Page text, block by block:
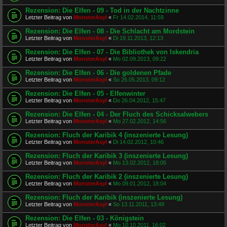
Rezension: Die Elfen - 09 - Tod in der Nachtzinne
Letzter Beitrag von MonsterAsyl « Fr 14.02.2014, 11:59
Rezension: Die Elfen - 08 - Die Schlacht am Mordstein
Letzter Beitrag von MonsterAsyl « Di 19.11.2013, 12:13
Rezension: Die Elfen - 07 - Die Bibliothek von Iskendria
Letzter Beitrag von MonsterAsyl « Mo 02.09.2013, 09:22
Rezension: Die Elfen - 06 - Die goldenen Pfade
Letzter Beitrag von MonsterAsyl « So 26.05.2013, 09:12
Rezension: Die Elfen - 05 - Elfenwinter
Letzter Beitrag von MonsterAsyl « Do 26.04.2012, 15:47
Rezension: Die Elfen - 04 - Der Fluch des Schicksalwebers
Letzter Beitrag von MonsterAsyl « Mo 27.02.2012, 14:56
Rezension: Fluch der Karibik 4 (inszenierte Lesung)
Letzter Beitrag von MonsterAsyl « Di 14.02.2012, 10:46
Rezension: Fluch der Karibik 3 (inszenierte Lesung)
Letzter Beitrag von MonsterAsyl « Mo 13.02.2012, 18:05
Rezension: Fluch der Karibik 2 (inszenierte Lesung)
Letzter Beitrag von MonsterAsyl « Mo 09.01.2012, 18:04
Rezension: Fluch der Karibik (inszenierte Lesung)
Letzter Beitrag von MonsterAsyl « So 13.11.2011, 13:49
Rezension: Die Elfen - 03 - Königstein
Letzter Beitrag von MonsterAsyl « Mo 10.10.2011, 16:02